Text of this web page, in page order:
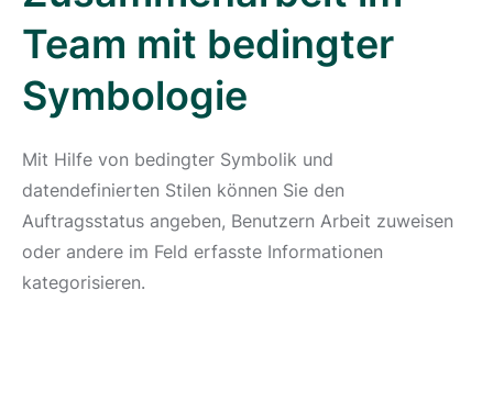
Team mit bedingter
Symbologie
Mit Hilfe von bedingter Symbolik und
datendefinierten Stilen können Sie den
Auftragsstatus angeben, Benutzern Arbeit zuweisen
oder andere im Feld erfasste Informationen
kategorisieren.